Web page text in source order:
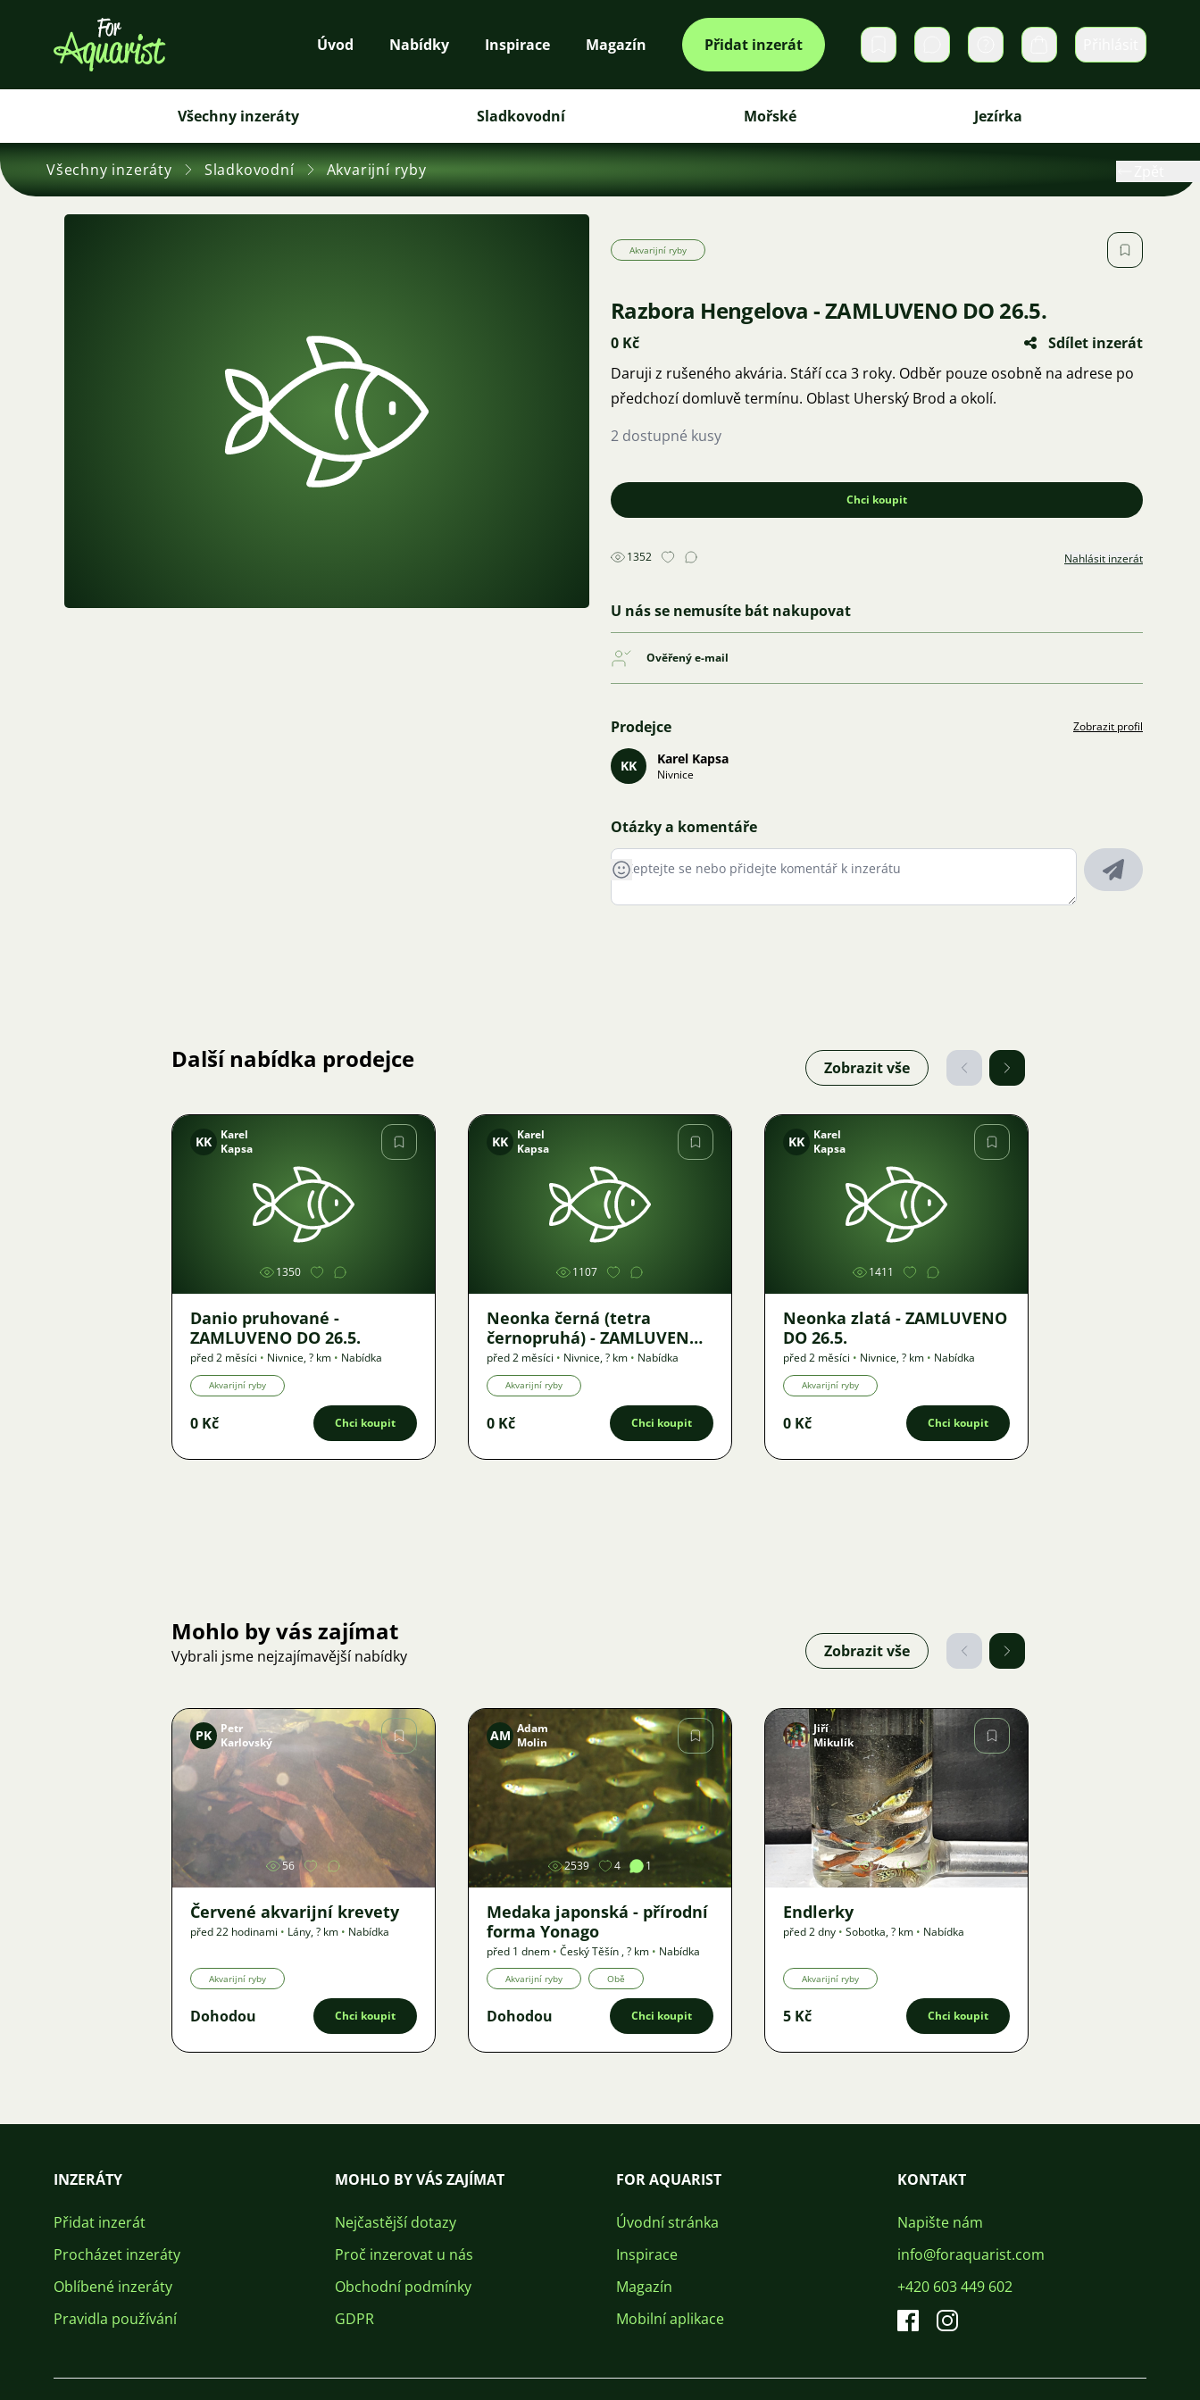
Úvod Nabídky Inspirace Magazín Přidat inzerát Soukromé zprávy Košík
Všechny inzeráty Sladkovodní Mořské Jezírka
Všechny inzeráty Sladkovodní Akvarijní ryby
Akvarijní ryby
Razbora Hengelova - ZAMLUVENO DO 26.5.
0 Kč
Sdílet inzerát
Daruji z rušeného akvária. Stáří cca 3 roky. Odběr pouze osobně na adrese po
předchozí domluvě termínu. Oblast Uherský Brod a okolí.
2 dostupné kusy
Chci koupit
1352 Nahlásit inzerát
U nás se nemusíte bát nakupovat
Ověřený e-mail
Prodejce Zobrazit profil
KK Karel Kapsa
Nivnice
Otázky a komentáře
Další nabídka prodejce Zobrazit vše
Obrázek
KK
Karel
Kapsa
1350
Danio pruhované -
ZAMLUVENO DO 26.5.
před 2 měsíci • Nivnice,? km • Nabídka
Akvarijní ryby
0 Kč Chci koupit
Obrázek
KK
Karel
Kapsa
1107
Neonka černá (tetra
černopruhá) - ZAMLUVENO
DO 26.5.
před 2 měsíci • Nivnice,? km • Nabídka
Akvarijní ryby
0 Kč Chci koupit
Obrázek
KK
Karel
Kapsa
1411
Neonka zlatá - ZAMLUVENO
DO 26.5.
před 2 měsíci • Nivnice,? km • Nabídka
Akvarijní ryby
0 Kč Chci koupit
Mohlo by vás zajímat
Vybrali jsme nejzajímavější nabídky Zobrazit vše
Obrázek
PK
Petr
Karlovský
56
Červené akvarijní krevety
před 22 hodinami • Lány,? km • Nabídka
Akvarijní ryby
Dohodou Chci koupit
Obrázek
AM Adam
Molin
2539 4 1
Medaka japonská - přírodní
forma Yonago
před 1 dnem • Český Těšín ,? km • Nabídka
Akvarijní ryby Obě
Dohodou Chci koupit
Obrázek
Jiří
Mikulík
72
Endlerky
před 2 dny • Sobotka,? km • Nabídka
Akvarijní ryby
5 Kč Chci koupit
INZERÁTY
Přidat inzerát
Procházet inzeráty
Oblíbené inzeráty
Pravidla používání
MOHLO BY VÁS ZAJÍMAT
Nejčastější dotazy
Proč inzerovat u nás
Obchodní podmínky
GDPR
FOR AQUARIST
Úvodní stránka
Inspirace
Magazín
Mobilní aplikace
KONTAKT
Napište nám
info@foraquarist.com
+420 603 449 602